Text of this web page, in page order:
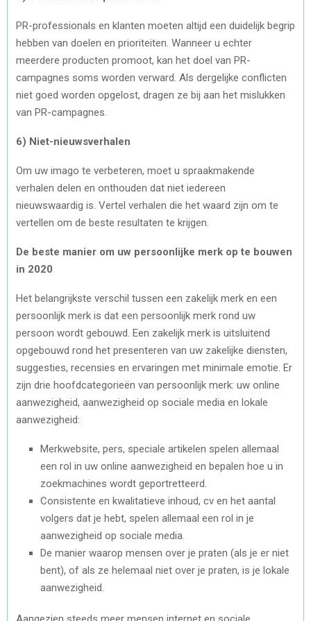
PR-professionals en klanten moeten altijd een duidelijk begrip
hebben van doelen en prioriteiten. Wanneer u echter
meerdere producten promoot, kan het doel van PR-
campagnes soms worden verward. Als dergelijke conflicten
niet goed worden opgelost, dragen ze bij aan het mislukken
van PR-campagnes.
6) Niet-nieuwsverhalen
Om uw imago te verbeteren, moet u spraakmakende
verhalen delen en onthouden dat niet iedereen
nieuwswaardig is. Vertel verhalen die het waard zijn om te
vertellen om de beste resultaten te krijgen.
De beste manier om uw persoonlijke merk op te bouwen
in 2020
Het belangrijkste verschil tussen een zakelijk merk en een
persoonlijk merk is dat een persoonlijk merk rond uw
persoon wordt gebouwd. Een zakelijk merk is uitsluitend
opgebouwd rond het presenteren van uw zakelijke diensten,
suggesties, recensies en ervaringen met minimale emotie. Er
zijn drie hoofdcategorieën van persoonlijk merk: uw online
aanwezigheid, aanwezigheid op sociale media en lokale
aanwezigheid:
Merkwebsite, pers, speciale artikelen spelen allemaal
een rol in uw online aanwezigheid en bepalen hoe u in
zoekmachines wordt geportretteerd.
Consistente en kwalitatieve inhoud, cv en het aantal
volgers dat je hebt, spelen allemaal een rol in je
aanwezigheid op sociale media.
De manier waarop mensen over je praten (als je er niet
bent), of als ze helemaal niet over je praten, is je lokale
aanwezigheid.